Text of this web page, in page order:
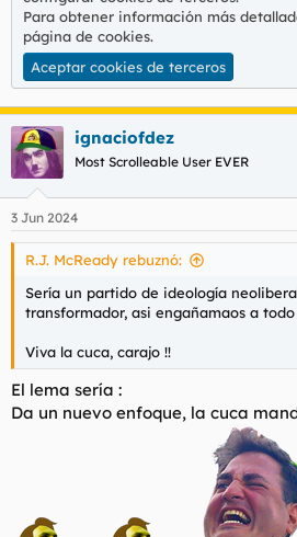
Para obtener información más
página de cookies.
Aceptar cookies de terceros
ignaciofdez
Most Scrolleable User EVER
3 Jun 2024
R.J. McReady rebuznó:
Sería un partido de ideología
transformador, asi engañamaos a
Viva la cuca, carajo !!
El lema sería :
Da un nuevo enfoque, la cuca